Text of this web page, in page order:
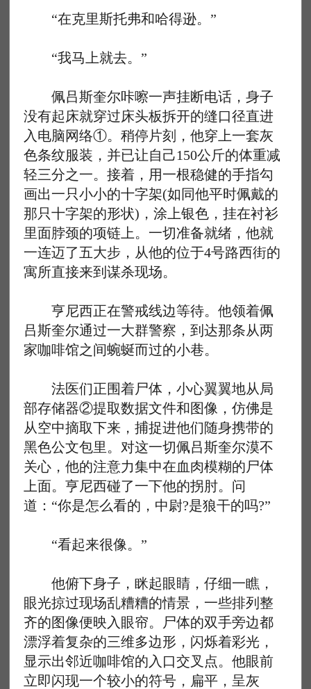
“在克里斯托弗和哈得逊。”
“我马上就去。”
佩吕斯奎尔咔嚓一声挂断电话，身子
没有起床就穿过床头板拆开的缝口径直进
入电脑网络①。稍停片刻，他穿上一套灰
色条纹服装，并已让自己150公斤的体重减
轻三分之一。接着，用一根稳健的手指勾
画出一只小小的十字架(如同他平时佩戴的
那只十字架的形状)，涂上银色，挂在衬衫
里面脖颈的项链上。一切准备就绪，他就
一连迈了五大步，从他的位于4号路西街的
寓所直接来到谋杀现场。
亨尼西正在警戒线边等待。他领着佩
吕斯奎尔通过一大群警察，到达那条从两
家咖啡馆之间蜿蜒而过的小巷。
法医们正围着尸体，小心翼翼地从局
部存储器②提取数据文件和图像，仿佛是
从空中摘取下来，捕捉进他们随身携带的
黑色公文包里。对这一切佩吕斯奎尔漠不
关心，他的注意力集中在血肉模糊的尸体
上面。亨尼西碰了一下他的拐肘。问
道：“你是怎么看的，中尉?是狼干的吗?”
“看起来很像。”
他俯下身子，眯起眼睛，仔细一瞧，
眼光掠过现场乱糟糟的情景，一些排列整
齐的图像便映入眼帘。尸体的双手旁边都
漂浮着复杂的三维多边形，闪烁着彩光，
显示出邻近咖啡馆的入口交叉点。他眼前
立即闪现一个较小的符号，扁平，呈灰